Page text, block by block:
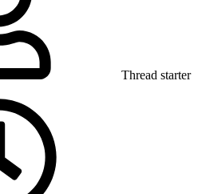
Thread starter